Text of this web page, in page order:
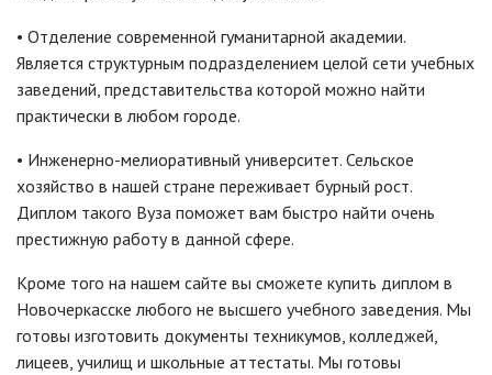
• Отделение современной гуманитарной академии.
Является структурным подразделением целой сети учебных
заведений, представительства которой можно найти
практически в любом городе.
• Инженерно-мелиоративный университет. Сельское
хозяйство в нашей стране переживает бурный рост.
Диплом такого Вуза поможет вам быстро найти очень
престижную работу в данной сфере.
Кроме того на нашем сайте вы сможете купить диплом в
Новочеркасске любого не высшего учебного заведения. Мы
готовы изготовить документы техникумов, колледжей,
лицеев, училищ и школьные аттестаты. Мы готовы